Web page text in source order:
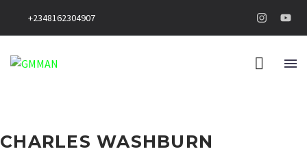
+2348162304907
CHARLES WASHBURN